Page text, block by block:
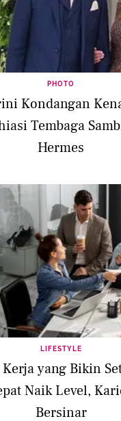
PHOTO
Kondangan
Tembaga
Hermes
LIFESTYLE
yang Bikin
Naik Level,
Bersinar